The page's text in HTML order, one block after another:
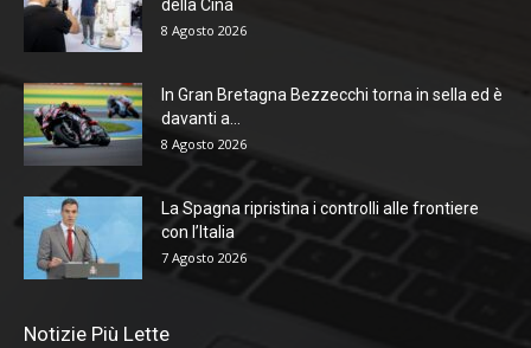
della Cina
8 Agosto 2026
In Gran Bretagna Bezzecchi torna in sella ed è
davanti a...
8 Agosto 2026
La Spagna ripristina i controlli alle frontiere
con l’Italia
7 Agosto 2026
Notizie Più Lette